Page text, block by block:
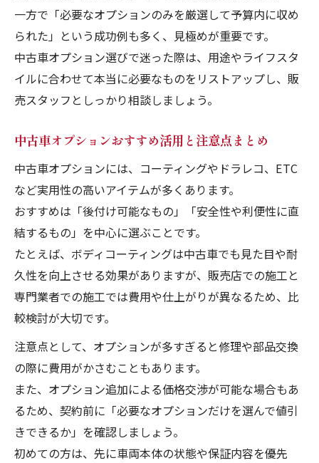
中古車販売でコスパ優先の装備選びポイン
中古車販売で賢く費用を抑える選定テクニ
ック
ライフスタイル別おすすめ中古車装備集
中古車オプションおすすめ装備を徹底比較
中古車販売で家族向け装備の選び方
中古車販売で一人暮らしに最適な装備特集
中古車販売で通勤向けオプションの選び方
中古車オプション後付けの可否と注意点
中古車販売で後付け対応オプションの選び
中古車オプション後付け可能な装備チェッ
中古車販売で後付け時の注意点を解説
中古車販売でディーラーオプション後付け
術
中古車販売で後付け時に起こりやすいトラ
ブル
一方で「必要なオプションのみを厳選して予算内に収め
られた」という成功例も多く、見極めが重要です。
中古車オプション選びで迷った際は、用途やライフスタ
イルに合わせて本当に必要なものをリストアップし、販
売スタッフとしっかり相談しましょう。
中古車オプションおすすめ活用と注意点まとめ
中古車オプションには、コーティングやドラレコ、ETC
など実用性の高いアイテムが多くあります。
おすすめは「後付け可能なもの」「安全性や利便性に直
結するもの」を中心に選ぶことです。
たとえば、ボディコーティングは中古車でも見た目や耐
久性を向上させる効果がありますが、販売店での施工と
専門業者での施工では費用や仕上がりが異なるため、比
較検討が大切です。
注意点として、オプションが多すぎると修理や部品交換
の際に費用がかさむこともあります。
また、オプション追加による価格交渉が可能な場合もあ
るため、契約前に「必要なオプションだけを選んで値引
きできるか」を確認しましょう。
初めての方は、先に車両本体の状態や保証内容を優先